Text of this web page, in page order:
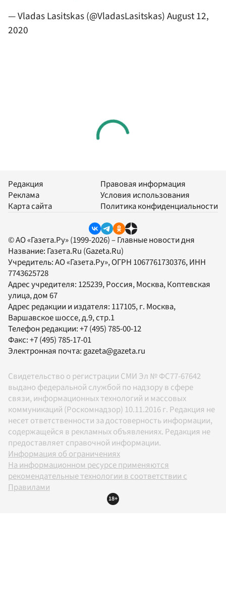
— Vladas Lasitskas (@VladasLasitskas)August 12,
2020
Редакция
Реклама
Карта сайта
Правовая информация
Условия использования
Политика конфиденциальности
© АО «Газета.Ру» (1999-2026) – Главные новости дня
Название: Газета.Ru (Gazeta.Ru)
Учредитель:АО «Газета.Ру», ОГРН 1067761730376, ИНН
7743625728
Адрес учредителя: 125239, Россия, Москва, Коптевская
улица, дом 67
Адрес редакции и издателя: 117105, г. Москва,
Варшавское шоссе, д.9, стр.1
Телефон редакции:+7 (495) 785-00-12
Факс:+7 (495) 785-17-01
Электронная почта: gazeta@gazeta.ru
Свидетельство о регистрации СМИ Эл № ФС77-67642
выдано федеральной службой по надзору в сфере
связи, информационных технологий и массовых
коммуникаций (Роскомнадзор) 10.11.2016 г. Редакция не
несет ответственности за достоверность информации,
содержащейся в рекламных объявлениях. Редакция не
предоставляет справочной информации.
Информация об ограничениях
На информационном ресурсе применяются
рекомендательные технологии в соответствии с
Правилами
18+